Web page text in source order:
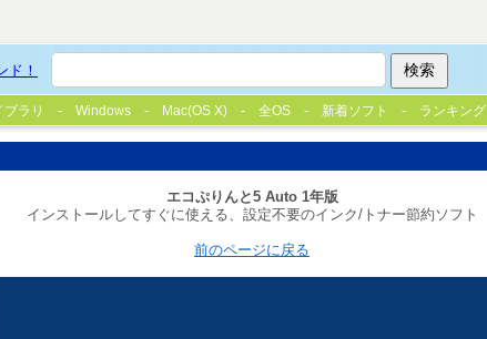
ド！
ブラリ Windows Mac(OS X) 全OS 新着ソフト ランキング
エコぷりんと5 Auto 1年版
インストールしてすぐに使える、設定不要のインク/トナー節約ソフト
前のページに戻る